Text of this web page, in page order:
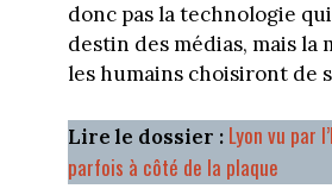
donc pas la technologie
destin des médias, mais la
les humains choisiront de
Lire le dossier :Lyon vu par
parfois à côté de la plaque